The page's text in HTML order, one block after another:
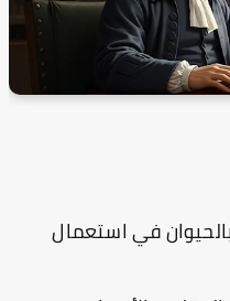
في استعمال